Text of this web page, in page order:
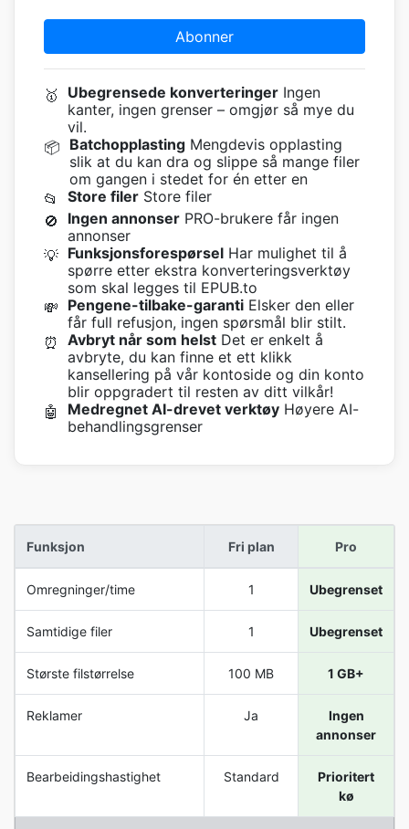
Abonner
🥇 Ubegrensede konverteringer Ingen
kanter, ingen grenser – omgjør så mye du
vil.
📦 Batchopplasting Mengdevis opplasting
slik at du kan dra og slippe så mange filer
om gangen i stedet for én etter en
📂
Store filer Store filer
🚫
Ingen annonser PRO-brukere får ingen
annonser
💡 Funksjonsforespørsel Har mulighet til å
spørre etter ekstra konverteringsverktøy
som skal legges til EPUB.to
💸 Pengene-tilbake-garanti Elsker den eller
får full refusjon, ingen spørsmål blir stilt.
⏰
Avbryt når som helst Det er enkelt å
avbryte, du kan finne et ett klikk
kansellering på vår kontoside og din konto
blir oppgradert til resten av ditt vilkår!
🤖
Medregnet AI-drevet verktøy Høyere AI-
behandlingsgrenser
Funksjon Fri plan Pro
Omregninger/time 1 Ubegrenset
Samtidige filer 1 Ubegrenset
Største filstørrelse 100 MB 1 GB+
Reklamer Ja
Ingen
annonser
Bearbeidingshastighet Standard
Prioritert
kø